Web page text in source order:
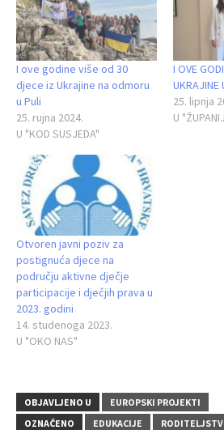
I ove godine više od 30
djece iz Ukrajine na odmoru
u Puli
25. rujna 2024.
U "KOD SUSJEDA"
I OVE
UKRAJINE
25. lipnja
U
Otvoren javni poziv za
postignuća djece na
području aktivne dječje
participacije i dječjih prava u
2023. godini
14. studenoga 2023.
U "OKO NAS"
OBJAVLJENO U
EUROPSKI PROJEKTI
OZNAČENO
EDUKACIJE